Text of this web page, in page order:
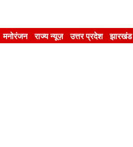
मनोरंजन राज्य न्यूज़ उत्तर प्रदेश झारखंड